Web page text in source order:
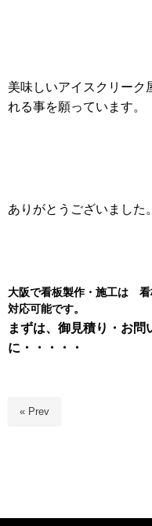
美味しいアイスクリーク
れる事を願っています。
ありがとうございました。
大阪で看板製作・施工は
対応可能です。
まずは、御見積り・お
に・・・・・
« Prev